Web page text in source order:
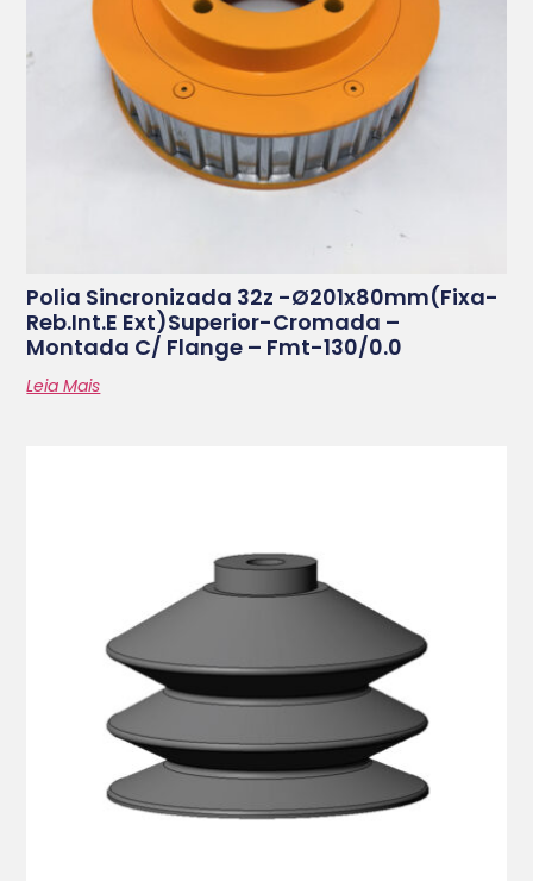
Polia Sincronizada 32z -ø201x80mm(fixa-
Reb.int.e Ext)superior-Cromada –
Montada C/ Flange – Fmt-130/0.0
Leia Mais